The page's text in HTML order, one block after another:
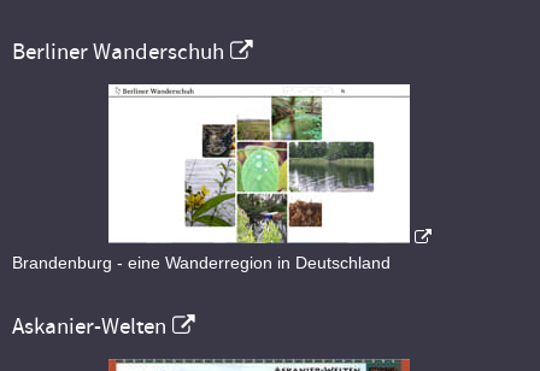
Berliner Wanderschuh
Brandenburg - eine Wanderregion in Deutschland
Askanier-Welten